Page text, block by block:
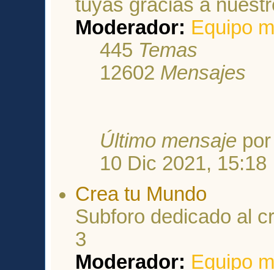
tuyas gracias a
Moderador: Equipo
445 Temas
12602 Mensajes
Último mensaje
10 Dic 2021, 15:18
Crea tu Mundo
Subforo dedicado al
3
Moderador: Equipo